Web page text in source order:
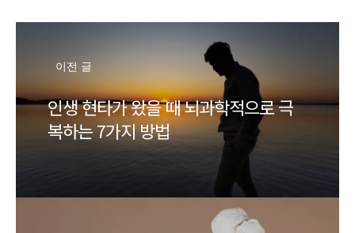
이전 글
인생 현타가 왔을 때 뇌과학적으로 극
복하는 7가지 방법